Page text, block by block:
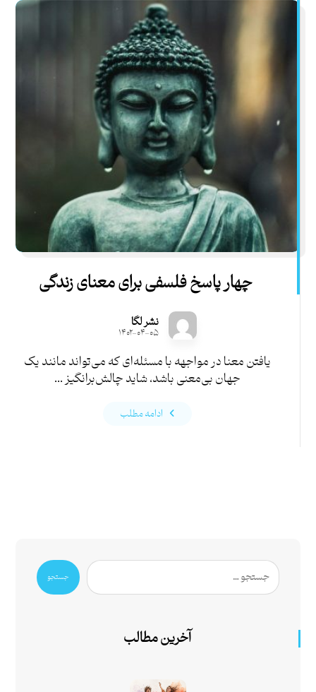
چهار پاسخ فلسفی برای معنای زندگی
نشر لگا
۱۴۰۲-۰۴-۰۵
یافتن معنا در مواجهه با مسئله‌ای که می‌تواند مانند یک
جهان بی‌معنی باشد، شاید چالش‌برانگیز ...
ادامه مطلب
جستجو
آخرین مطالب